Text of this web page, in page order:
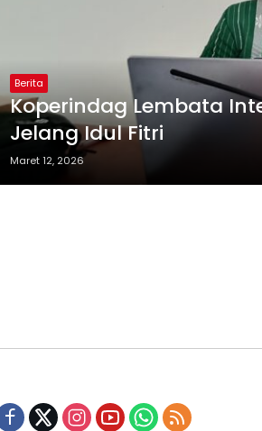
Berita
Koperindag Lembata
Jelang Idul Fitri
Maret 12, 2026